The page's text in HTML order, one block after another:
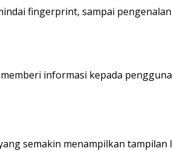
fingerprint, sampai
informasi kepada
semakin menampilkan tampilan